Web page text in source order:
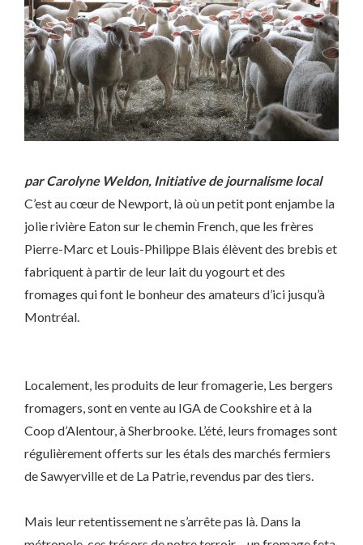
par Carolyne Weldon, Initiative de journalisme local
C’est au cœur de Newport, là où un petit pont enjambe la
jolie rivière Eaton sur le chemin French, que les frères
Pierre-Marc et Louis-Philippe Blais élèvent des brebis et
fabriquent à partir de leur lait du yogourt et des
fromages qui font le bonheur des amateurs d’ici jusqu’à
Montréal.
Localement, les produits de leur fromagerie, Les bergers
fromagers, sont en vente au IGA de Cookshire et à la
Coop d’Alentour, à Sherbrooke. L’été, leurs fromages sont
régulièrement offerts sur les étals des marchés fermiers
de Sawyerville et de La Patrie, revendus par des tiers.
Mais leur retentissement ne s’arrête pas là. Dans la